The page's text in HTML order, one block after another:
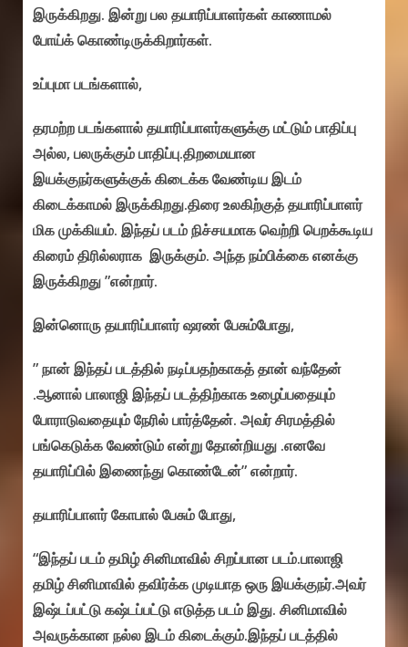
இருக்கிறது. இன்று பல தயாரிப்பாளர்கள் காணாமல்
போய்க் கொண்டிருக்கிறார்கள்.
உப்புமா படங்களால்,
தரமற்ற படங்களால் தயாரிப்பாளர்களுக்கு மட்டும் பாதிப்பு
அல்ல, பலருக்கும் பாதிப்பு.திறமையான
இயக்குநர்களுக்குக் கிடைக்க வேண்டிய இடம்
கிடைக்காமல் இருக்கிறது.திரை உலகிற்குத் தயாரிப்பாளர்
மிக முக்கியம். இந்தப் படம் நிச்சயமாக வெற்றி பெறக்கூடிய
கிரைம் திரில்லராக இருக்கும். அந்த நம்பிக்கை எனக்கு
இருக்கிறது ”என்றார்.
இன்னொரு தயாரிப்பாளர் ஷரண் பேசும்போது,
” நான் இந்தப் படத்தில் நடிப்பதற்காகத் தான் வந்தேன்
.ஆனால் பாலாஜி இந்தப் படத்திற்காக உழைப்பதையும்
போராடுவதையும் நேரில் பார்த்தேன். அவர் சிரமத்தில்
பங்கெடுக்க வேண்டும் என்று தோன்றியது .எனவே
தயாரிப்பில் இணைந்து கொண்டேன்” என்றார்.
தயாரிப்பாளர் கோபால் பேசும் போது,
“இந்தப் படம் தமிழ் சினிமாவில் சிறப்பான படம்.பாலாஜி
தமிழ் சினிமாவில் தவிர்க்க முடியாத ஒரு இயக்குநர்.அவர்
இஷ்டப்பட்டு கஷ்டப்பட்டு எடுத்த படம் இது. சினிமாவில்
அவருக்கான நல்ல இடம் கிடைக்கும்.இந்தப் படத்தில்